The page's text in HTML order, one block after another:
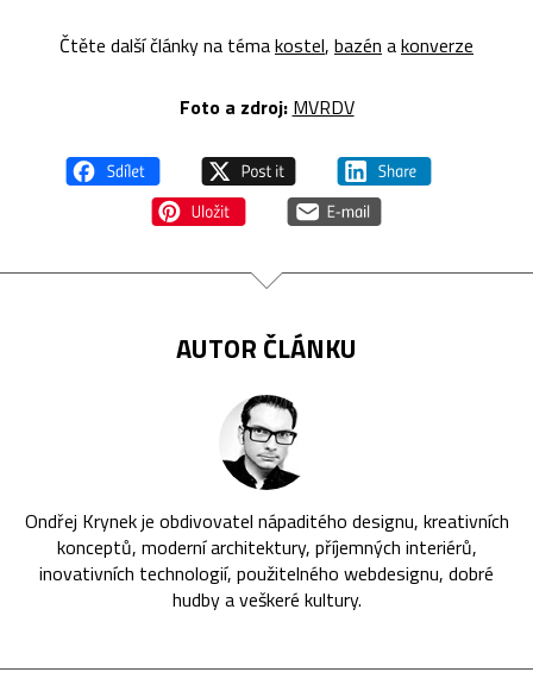
Čtěte další články na témakostel, bazén akonverze
Foto a zdroj: MVRDV
AUTOR ČLÁNKU
Ondřej Krynek je obdivovatel nápaditého designu, kreativních
konceptů, moderní architektury, příjemných interiérů,
inovativních technologií, použitelného webdesignu, dobré
hudby a veškeré kultury.